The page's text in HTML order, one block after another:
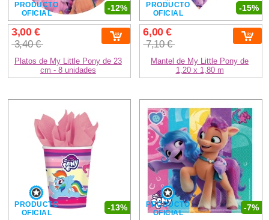
-12%
PRODUCTO
OFICIAL
3,00 €
3,40 €
Platos de My Little Pony de 23
cm - 8 unidades
-15%
PRODUCTO
OFICIAL
6,00 €
7,10 €
Mantel de My Little Pony de
1,20 x 1,80 m
-13%
PRODUCTO
OFICIAL
-7%
PRODUCTO
OFICIAL